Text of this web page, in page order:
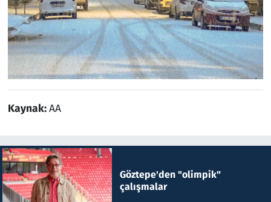
Kaynak:AA
Göztepe'den "olimpik"
çalışmalar